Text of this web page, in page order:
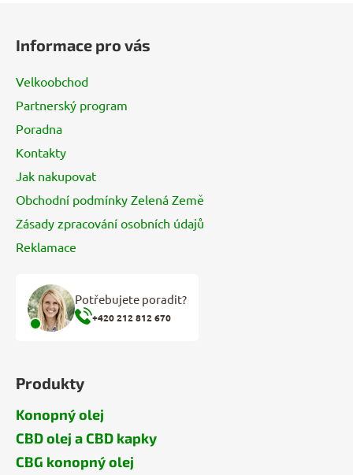
Informace pro vás
Velkoobchod
Partnerský program
Poradna
Kontakty
Jak nakupovat
Obchodní podmínky Zelená Země
Zásady zpracování osobních údajů
Reklamace
Potřebujete poradit?
+420 212 812 670
Produkty
Konopný olej
CBD olej a CBD kapky
CBG konopný olej